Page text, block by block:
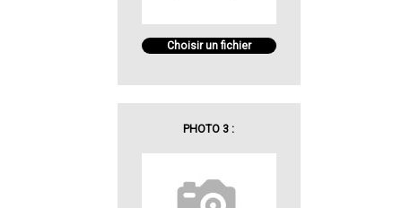
Choisir un fichier
PHOTO 3 :